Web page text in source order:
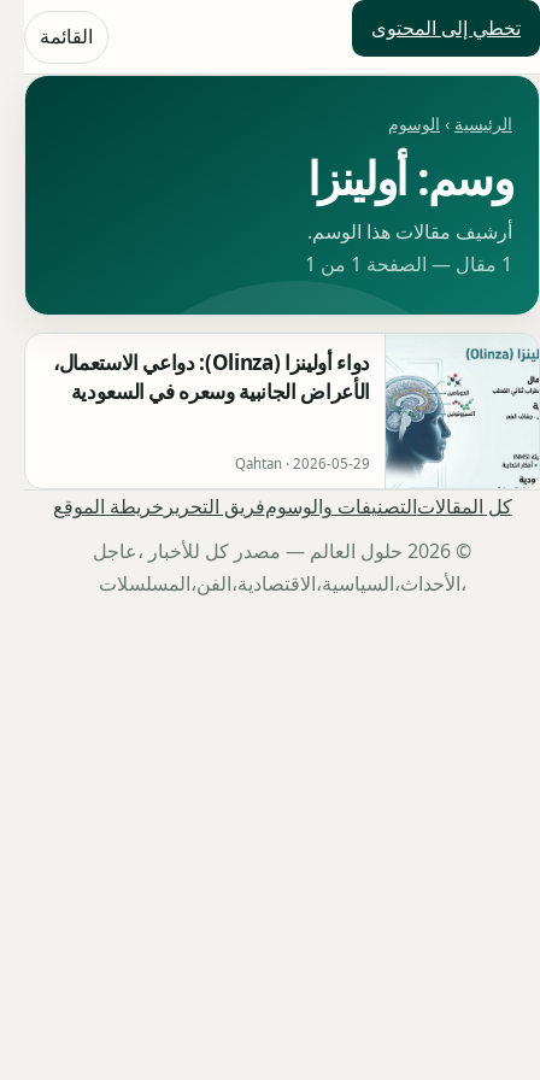
تخطي إلى المحتوى
حلول العالم القائمة
الرئيسية › الوسوم
وسم: أولينزا
أرشيف مقالات هذا الوسم.
1 مقال — الصفحة 1 من 1
دواء أولينزا (Olinza): دواعي الاستعمال،
الأعراض الجانبية وسعره في السعودية
Qahtan · 2026-05-29
كل المقالاتالتصنيفات والوسومفريق التحرير خريطة الموقع
© 2026 حلول العالم — مصدر كل للأخبار ،عاجل
،الأحداث،السياسية،الاقتصادية،الفن،المسلسلات